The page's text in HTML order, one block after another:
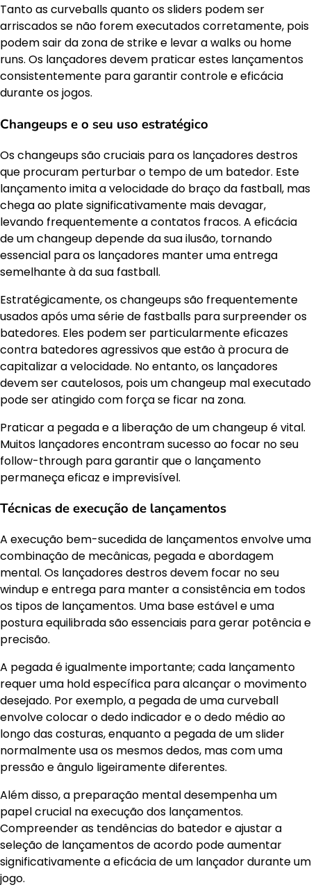
Tanto as curveballs quanto os sliders podem ser
arriscados se não forem executados corretamente, pois
podem sair da zona de strike e levar a walks ou home
runs. Os lançadores devem praticar estes lançamentos
consistentemente para garantir controle e eficácia
durante os jogos.
Changeups e o seu uso estratégico
Os changeups são cruciais para os lançadores destros
que procuram perturbar o tempo de um batedor. Este
lançamento imita a velocidade do braço da fastball, mas
chega ao plate significativamente mais devagar,
levando frequentemente a contatos fracos. A eficácia
de um changeup depende da sua ilusão, tornando
essencial para os lançadores manter uma entrega
semelhante à da sua fastball.
Estratégicamente, os changeups são frequentemente
usados após uma série de fastballs para surpreender os
batedores. Eles podem ser particularmente eficazes
contra batedores agressivos que estão à procura de
capitalizar a velocidade. No entanto, os lançadores
devem ser cautelosos, pois um changeup mal executado
pode ser atingido com força se ficar na zona.
Praticar a pegada e a liberação de um changeup é vital.
Muitos lançadores encontram sucesso ao focar no seu
follow-through para garantir que o lançamento
permaneça eficaz e imprevisível.
Técnicas de execução de lançamentos
A execução bem-sucedida de lançamentos envolve uma
combinação de mecânicas, pegada e abordagem
mental. Os lançadores destros devem focar no seu
windup e entrega para manter a consistência em todos
os tipos de lançamentos. Uma base estável e uma
postura equilibrada são essenciais para gerar potência e
precisão.
A pegada é igualmente importante; cada lançamento
requer uma hold específica para alcançar o movimento
desejado. Por exemplo, a pegada de uma curveball
envolve colocar o dedo indicador e o dedo médio ao
longo das costuras, enquanto a pegada de um slider
normalmente usa os mesmos dedos, mas com uma
pressão e ângulo ligeiramente diferentes.
Além disso, a preparação mental desempenha um
papel crucial na execução dos lançamentos.
Compreender as tendências do batedor e ajustar a
seleção de lançamentos de acordo pode aumentar
significativamente a eficácia de um lançador durante um
jogo.